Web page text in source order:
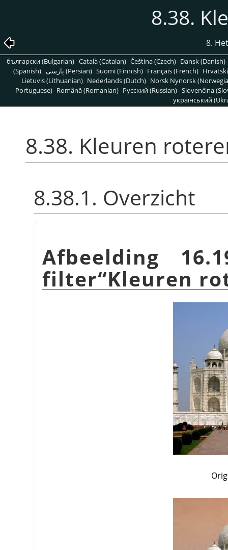
8.38.
8.
български (Bulgarian) Català (Catalan) Čeština (Czech) Dansk (Danish)
(Spanish)
پارسی (Persian) Suomi (Finnish) Français (French)
Lietuvis (Lithuanian) Nederlands (Dutch) Norsk Nynorsk
Portuguese) Română (Romanian) Pусский (Russian) Slovenčina
український
8.38. Kleuren
8.38.1. Overzicht
Afbeelding
filter“Kleuren